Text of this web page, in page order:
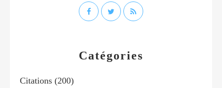
Catégories
Citations (200)